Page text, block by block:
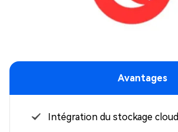
Avantages
Intégration du stockage cloud